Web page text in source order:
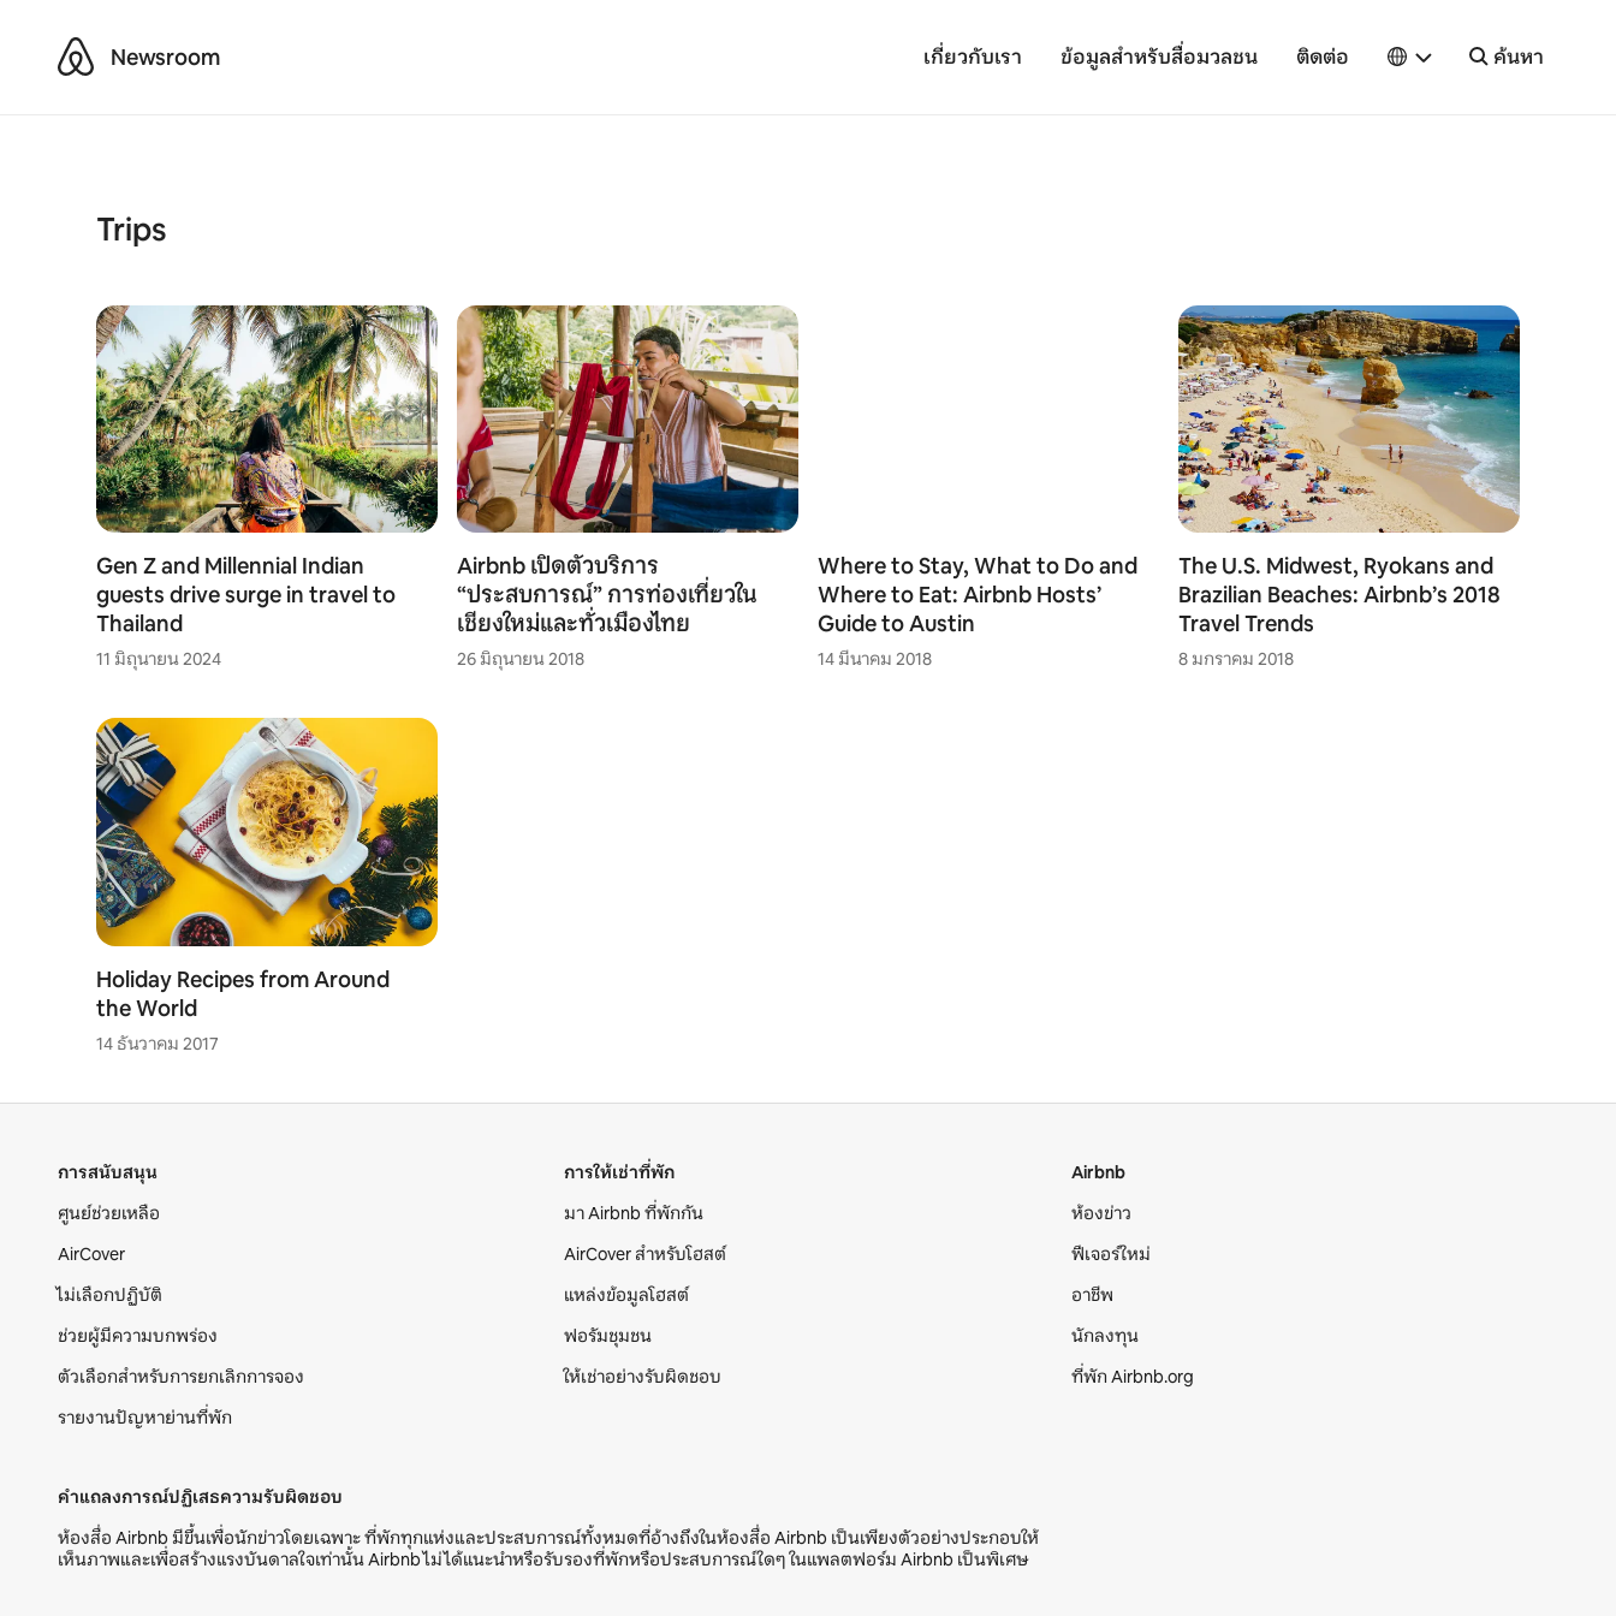
AirbnbNewsroom เกี่ยวกับเรา ข้อมูลสำหรับสื่อมวลชน ติดต่อ ค้นหา
Trips
Gen Z and Millennial Indian
guests drive surge in travel to
Thailand
11 มิถุนายน 2024
Airbnb เปิดตัวบริการ
“ประสบการณ์” การท่องเที่ยวใน
เชียงใหม่และทั่วเมืองไทย
26 มิถุนายน 2018
Where to Stay, What to Do and
Where to Eat: Airbnb Hosts’
Guide to Austin
14 มีนาคม 2018
The U.S. Midwest, Ryokans and
Brazilian Beaches: Airbnb’s 2018
Travel Trends
8 มกราคม 2018
Holiday Recipes from Around
the World
14 ธันวาคม 2017
การสนับสนุน
ศูนย์ช่วยเหลือ
AirCover
ไม่เลือกปฏิบัติ
ช่วยผู้มีความบกพร่อง
ตัวเลือกสำหรับการยกเลิกการจอง
รายงานปัญหาย่านที่พัก
การให้เช่าที่พัก
มา Airbnb ที่พักกัน
AirCover สำหรับโฮสต์
แหล่งข้อมูลโฮสต์
ฟอรัมชุมชน
ให้เช่าอย่างรับผิดชอบ
Airbnb
ห้องข่าว
ฟีเจอร์ใหม่
อาชีพ
นักลงทุน
ที่พัก Airbnb.org
คำแถลงการณ์ปฏิเสธความรับผิดชอบ
ห้องสื่อ Airbnb มีขึ้นเพื่อนักข่าวโดยเฉพาะ ที่พักทุกแห่งและประสบการณ์ทั้งหมดที่อ้างถึงในห้องสื่อ Airbnb เป็นเพียงตัวอย่างประกอบให้
เห็นภาพและเพื่อสร้างแรงบันดาลใจเท่านั้น Airbnb ไม่ได้แนะนำหรือรับรองที่พักหรือประสบการณ์ใดๆ ในแพลตฟอร์ม Airbnb เป็นพิเศษ